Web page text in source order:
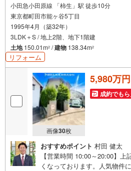
小田急小田原線 「柿生」駅 徒歩10分
東京都町田市能ヶ谷5丁目
1995年4月（築32年）
3LDK＋S / 地上2階、地下1階建
土地150.01m2 /建物 138.34m2
リフォーム
画像30枚
5,980万円
成約でも
おすすめポイント 村田 健太
【営業時間 10:00～20:00】
くなっております。人気物件